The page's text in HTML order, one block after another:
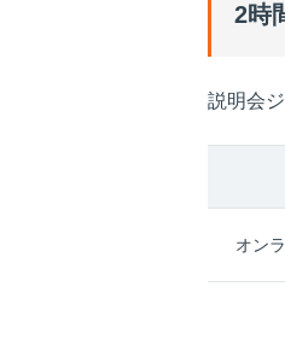
2時
説明会
オン